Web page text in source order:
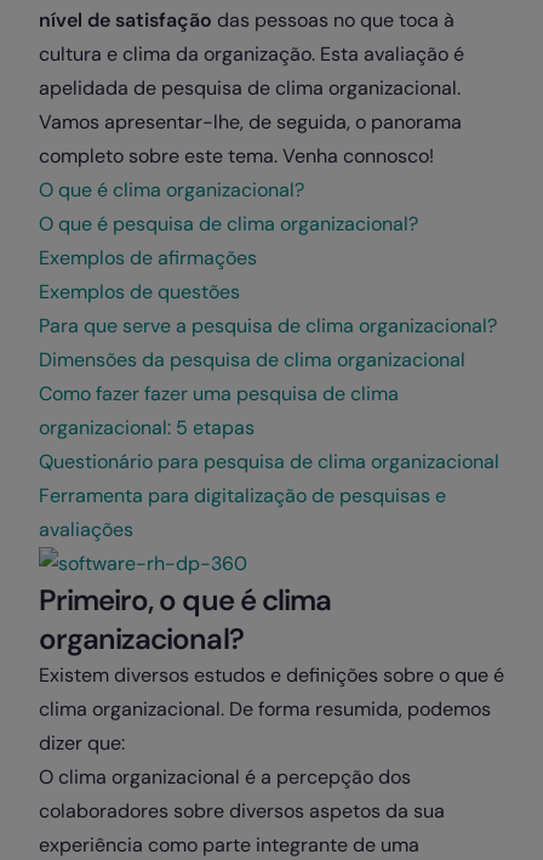
nível de satisfação das pessoas no que toca à
cultura e clima da organização. Esta avaliação é
apelidada de pesquisa de clima organizacional.
Vamos apresentar-lhe, de seguida, o panorama
completo sobre este tema. Venha connosco!
O que é clima organizacional?
O que é pesquisa de clima organizacional?
Exemplos de afirmações
Exemplos de questões
Para que serve a pesquisa de clima organizacional?
Dimensões da pesquisa de clima organizacional
Como fazer fazer uma pesquisa de clima
organizacional: 5 etapas
Questionário para pesquisa de clima organizacional
Ferramenta para digitalização de pesquisas e
avaliações
Primeiro, o que é clima
organizacional?
Existem diversos estudos e definições sobre o que é
clima organizacional. De forma resumida, podemos
dizer que:
O clima organizacional é a percepção dos
colaboradores sobre diversos aspetos da sua
experiência como parte integrante de uma